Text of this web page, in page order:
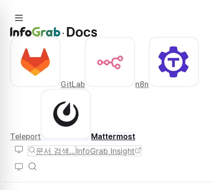
GitLab n8n
Teleport Mattermost
문서 검색... InfoGrab Insight